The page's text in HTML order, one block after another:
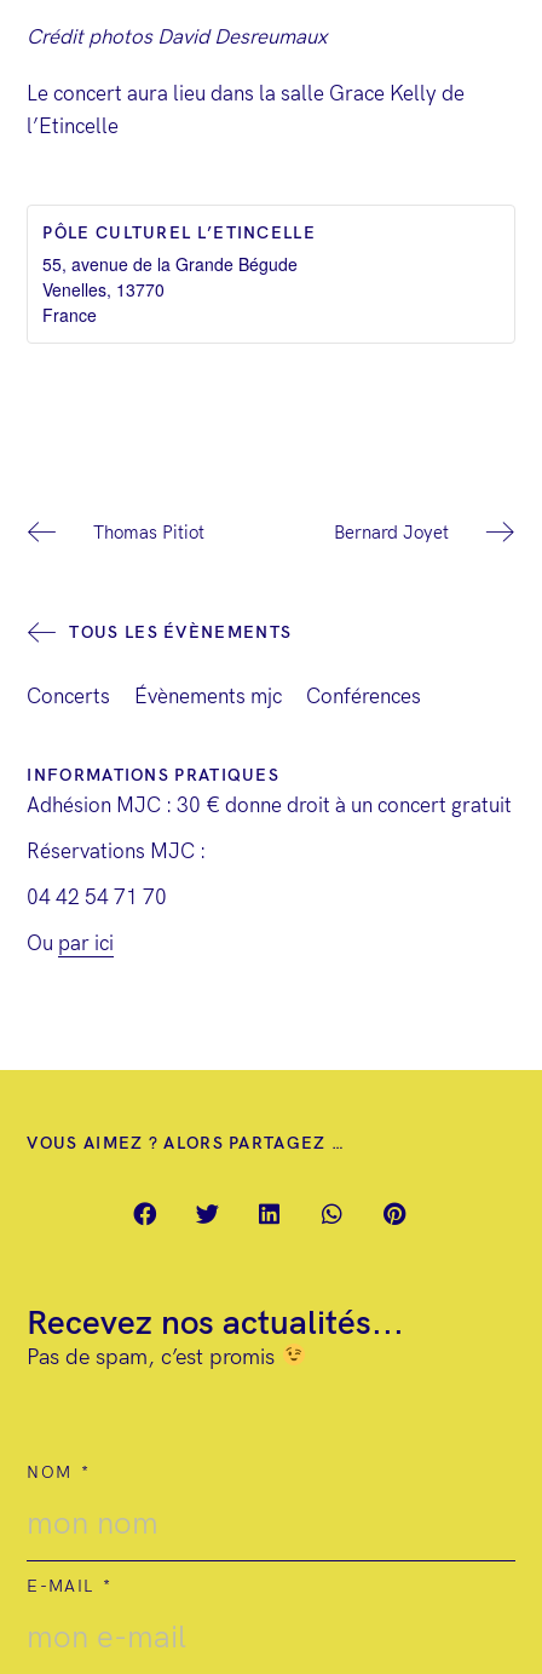
Crédit photos David Desreumaux
Le concert aura lieu dans la salle Grace Kelly de
l’Etincelle
PÔLE CULTUREL L’ETINCELLE
55, avenue de la Grande Bégude
Venelles, 13770
France
N
i
g
t
i
o
n
É
m
Thomas Pitiot Bernard Joyet
TOUS LES ÉVÈNEMENTS
Concerts Évènements mjc Conférences
INFORMATIONS PRATIQUES
Adhésion MJC : 30 € donne droit à un concert gratuit
Réservations MJC :
04 42 54 71 70
Ou par ici
VOUS AIMEZ ? ALORS PARTAGEZ …
Recevez nos actualités...
Pas de spam, c’est promis
NOM
E-MAIL